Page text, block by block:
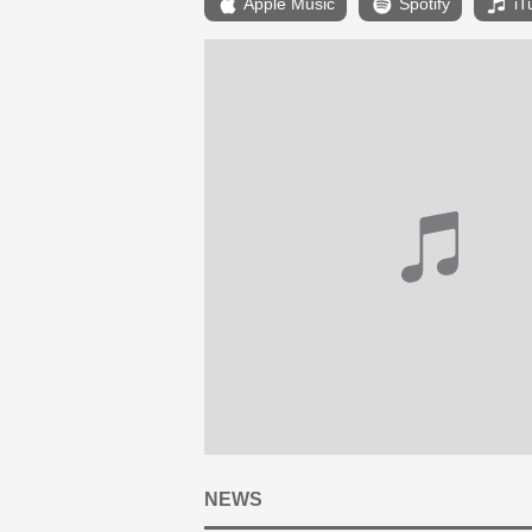
NEWS